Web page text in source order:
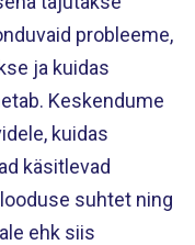
probleeme,
ja kuidas
Keskendume
kuidas
käsitlevad
suhtet ning
ehk siis